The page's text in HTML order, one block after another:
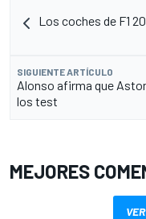
Los coches de F1
SIGUIENTE ARTÍCULO
Alonso afirma que
los test
MEJORES